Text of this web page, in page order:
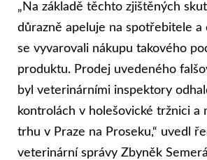
„Na základě těchto zjištěných
důrazně apeluje na spotřebitele a
se vyvarovali nákupu takového
produktu. Prodej uvedeného
byl veterinárními inspektory
kontrolách v holešovické tržnici a
trhu v Praze na Proseku,“ uvedl
veterinární správy Zbyněk